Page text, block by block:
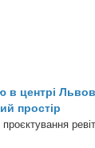
в центрі
простір